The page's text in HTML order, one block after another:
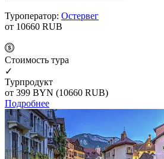
Туроператор: Остервег
от 10660 RUB
Cтоимость тура
✓
Турпродукт
от 399 BYN (10660 RUB)
Подробнее